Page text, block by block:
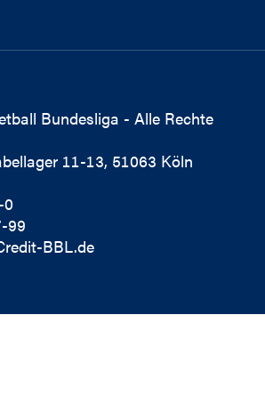
Bundesliga - Alle Rechte
11-13, 51063 Köln
99
BBL.de